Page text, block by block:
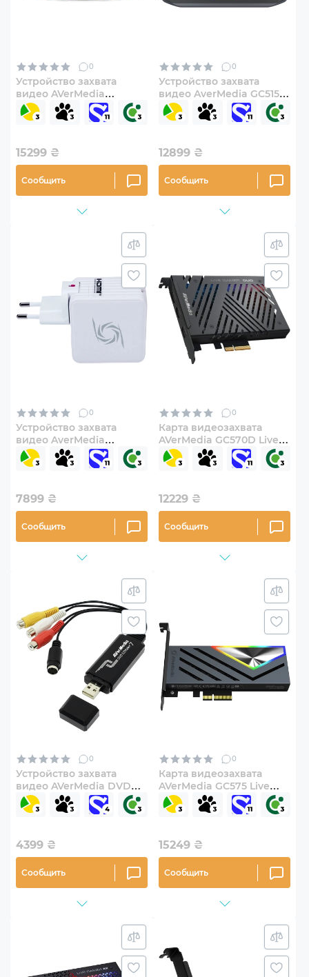
0
Устройство захвата
видео AVerMedia
GC553G2 Live Gamer
ULTRA 2.1 RGB White
15299 ₴
Сообщить
0
Устройство захвата
видео AverMedia GC515
X'TRA GO Black
(61GC515000AS)
12899 ₴
Сообщить
0
Устройство захвата
видео AverMedia
GC313Pro Elite Go White
(61GC313PR0A5)
7899 ₴
Сообщить
0
Карта видеозахвата
AVerMedia GC570D Live
Gamer Duo
(61GC570D00A5)
12229 ₴
Сообщить
0
Устройство захвата
видео AVerMedia DVD
EZMaker 7 C039
(61C039XX00BH)
4399 ₴
Сообщить
0
Карта видеозахвата
AVerMedia GC575 Live
Gamer 4K 2.1 RGB
(61GC575000BC)
15249 ₴
Сообщить